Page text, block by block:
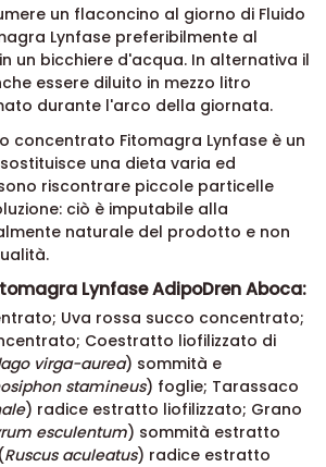
un flaconcino al giorno di Fluido
Lynfase preferibilmente al
un bicchiere d'acqua. In alternativa il
essere diluito in mezzo litro
durante l'arco della giornata.
concentrato Fitomagra Lynfase è un
una dieta varia ed
riscontrare piccole particelle
ciò è imputabile alla
naturale del prodotto e non
Lynfase AdipoDren Aboca:
Uva rossa succo concentrato;
Coestratto liofilizzato di
virga-aurea) sommità e
stamineus) foglie; Tarassaco
) radice estratto liofilizzato; Grano
esculentum) sommità estratto
Ruscus aculeatus) radice estratto